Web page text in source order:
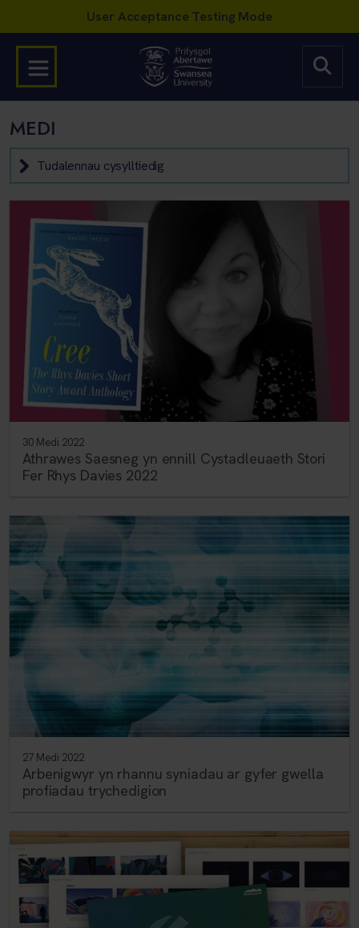
MEDI
Tudalennau cysylltiedig
30 Medi 2022
Athrawes Saesneg yn ennill Cystadleuaeth Stori
Fer Rhys Davies 2022
27 Medi 2022
Arbenigwyr yn rhannu syniadau ar gyfer gwella
profiadau trychedigion